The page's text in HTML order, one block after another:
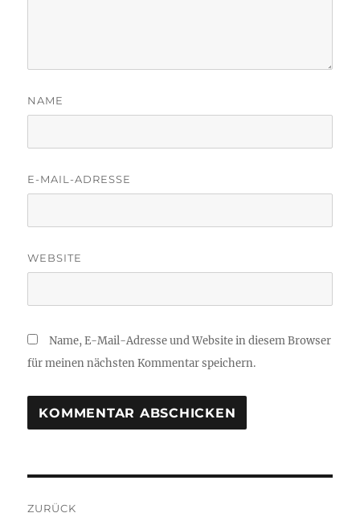
NAME
E-MAIL-ADRESSE
WEBSITE
Name, E-Mail-Adresse und Website in diesem Browser
für meinen nächsten Kommentar speichern.
ZURÜCK